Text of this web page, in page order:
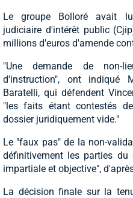
Le groupe Bolloré avait
judiciaire d'intérêt public
millions d'euros d'amende
"Une demande de non-
d'instruction", ont indiqué
Baratelli, qui défendent
"les faits étant contestés
dossier juridiquement vide."
Le "faux pas" de la non-
définitivement les parties
impartiale et objective",
La décision finale sur la